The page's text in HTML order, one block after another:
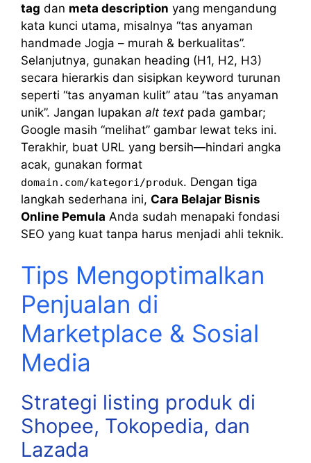
tag dan meta description yang mengandung
kata kunci utama, misalnya “tas anyaman
handmade Jogja – murah & berkualitas”.
Selanjutnya, gunakan heading (H1, H2, H3)
secara hierarkis dan sisipkan keyword turunan
seperti “tas anyaman kulit” atau “tas anyaman
unik”. Jangan lupakan alt text pada gambar;
Google masih “melihat” gambar lewat teks ini.
Terakhir, buat URL yang bersih—hindari angka
acak, gunakan format
domain.com/kategori/produk. Dengan tiga
langkah sederhana ini, Cara Belajar Bisnis
Online Pemula Anda sudah menapaki fondasi
SEO yang kuat tanpa harus menjadi ahli teknik.
Tips Mengoptimalkan
Penjualan di
Marketplace & Sosial
Media
Strategi listing produk di
Shopee, Tokopedia, dan
Lazada